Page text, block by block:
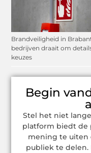
Brandveiligheid in
bedrijven draait om
keuzes
Begin
Stel het niet
platform biedt de
mening te uiten
publiek te delen.